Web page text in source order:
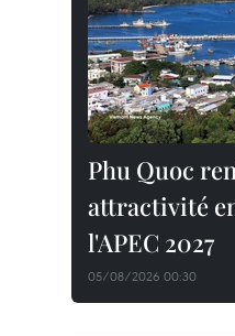
Phu Quoc
attractivité
l'APEC 2027
05/08/2026 00:30